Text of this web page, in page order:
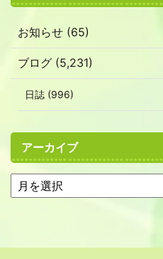
お知らせ (65)
ブログ (5,231)
日誌 (996)
アーカイブ